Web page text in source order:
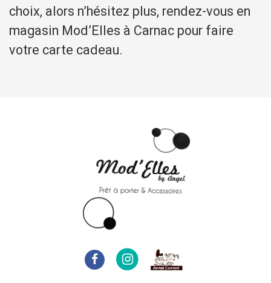
choix, alors n’hésitez plus, rendez-vous en
magasin Mod’Elles à Carnac pour faire
votre carte cadeau.